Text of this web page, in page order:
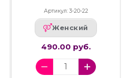
Артикул: 3-20-22
Женский
490.00 руб.